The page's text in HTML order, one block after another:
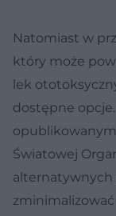
Natomiast w
który może
lek
dostępne
Światowej
alternatywnych
zminimalizować